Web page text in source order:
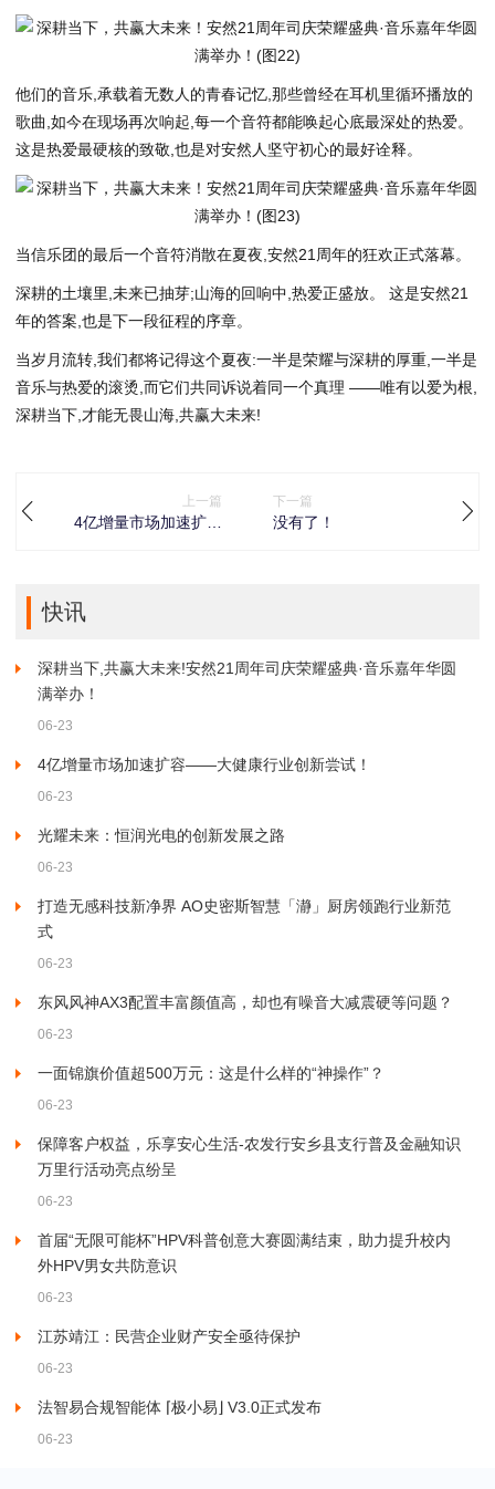
他们的音乐,承载着无数人的青春记忆,那些曾经在耳机里循环播放的
歌曲,如今在现场再次响起,每一个音符都能唤起心底最深处的热爱。
这是热爱最硬核的致敬,也是对安然人坚守初心的最好诠释。
当信乐团的最后一个音符消散在夏夜,安然21周年的狂欢正式落幕。
深耕的土壤里,未来已抽芽;山海的回响中,热爱正盛放。 这是安然21
年的答案,也是下一段征程的序章。
当岁月流转,我们都将记得这个夏夜:一半是荣耀与深耕的厚重,一半是
音乐与热爱的滚烫,而它们共同诉说着同一个真理 ——唯有以爱为根,
深耕当下,才能无畏山海,共赢大未来!
上一篇
4亿增量市场加速扩容
下一篇
没有了！
快讯
深耕当下,共赢大未来!安然21周年司庆荣耀盛典·音乐嘉年华圆
满举办！
06-23
4亿增量市场加速扩容——大健康行业创新尝试！
06-23
光耀未来：恒润光电的创新发展之路
06-23
打造无感科技新净界 AO史密斯智慧「瀞」厨房领跑行业新范
式
06-23
东风风神AX3配置丰富颜值高，却也有噪音大减震硬等问题？
06-23
一面锦旗价值超500万元：这是什么样的“神操作”？
06-23
保障客户权益，乐享安心生活-农发行安乡县支行普及金融知识
万里行活动亮点纷呈
06-23
首届“无限可能杯”HPV科普创意大赛圆满结束，助力提升校内
外HPV男女共防意识
06-23
江苏靖江：民营企业财产安全亟待保护
06-23
法智易合规智能体 ⌈极小易⌋ V3.0正式发布
06-23